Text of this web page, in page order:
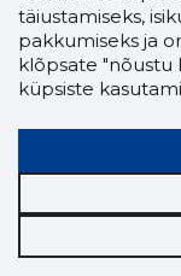
MKO
täiustamiseks,
pakkumiseks ja
klõpsate "nõustu
küpsiste